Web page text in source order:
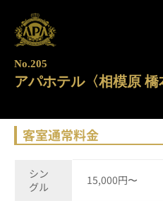
No.205
アパホテル〈相模原 橋
客室通常料金
シン
グル
15,000円〜